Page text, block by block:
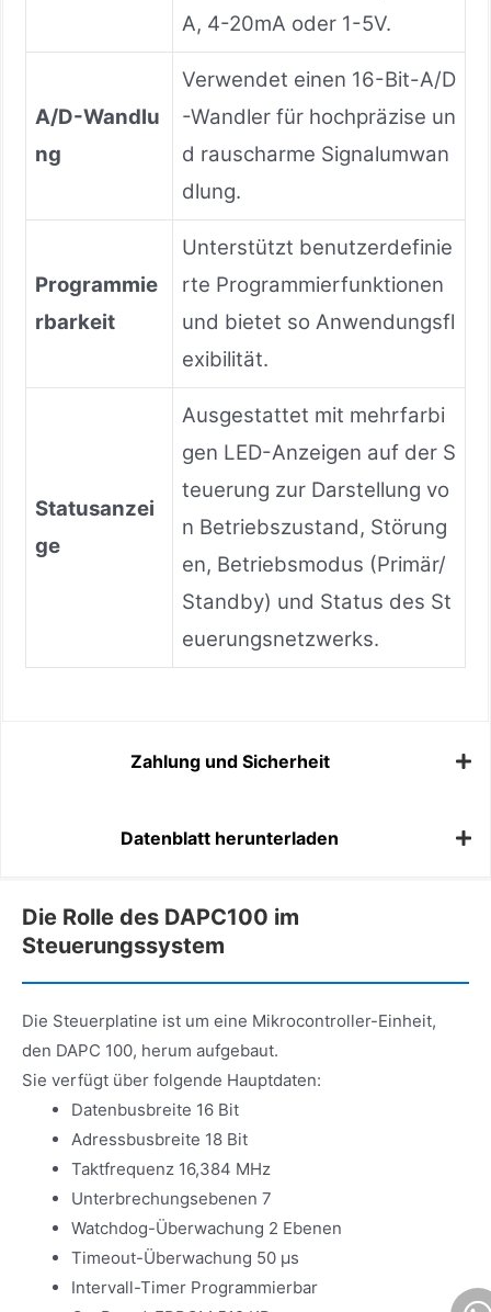
A, 4-20mA oder 1-5V.
A/D-Wandlu
ng
Verwendet einen 16-Bit-A/D
-Wandler für hochpräzise un
d rauscharme Signalumwan
dlung.
Programmie
rbarkeit
Unterstützt benutzerdefinie
rte Programmierfunktionen
und bietet so Anwendungsfl
exibilität.
Statusanzei
ge
Ausgestattet mit mehrfarbi
gen LED-Anzeigen auf der S
teuerung zur Darstellung vo
n Betriebszustand, Störung
en, Betriebsmodus (Primär/
Standby) und Status des St
euerungsnetzwerks.
Zahlung und Sicherheit
Datenblatt herunterladen
Die Rolle des DAPC100 im
Steuerungssystem
Die Steuerplatine ist um eine Mikrocontroller-Einheit,
den DAPC 100, herum aufgebaut.
Sie verfügt über folgende Hauptdaten:
Datenbusbreite 16 Bit
Adressbusbreite 18 Bit
Taktfrequenz 16,384 MHz
Unterbrechungsebenen 7
Watchdog-Überwachung 2 Ebenen
Timeout-Überwachung 50 μs
Intervall-Timer Programmierbar